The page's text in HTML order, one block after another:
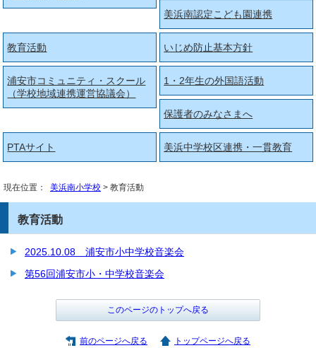
美浜南認定こども園連携
教育活動 いじめ防止基本方針
浦安市コミュニティ・スクール
（学校地域連携運営協議会）
1・2年生の外国語活動
保護者のみなさまへ
PTAサイト 美浜中学校区連携・一貫教育
現在位置： 美浜南小学校 > 教育活動
教育活動
2025.10.08 浦安市小中学校音楽会
第56回浦安市小・中学校音楽会
このページのトップへ戻る
前のページへ戻る トップページへ戻る